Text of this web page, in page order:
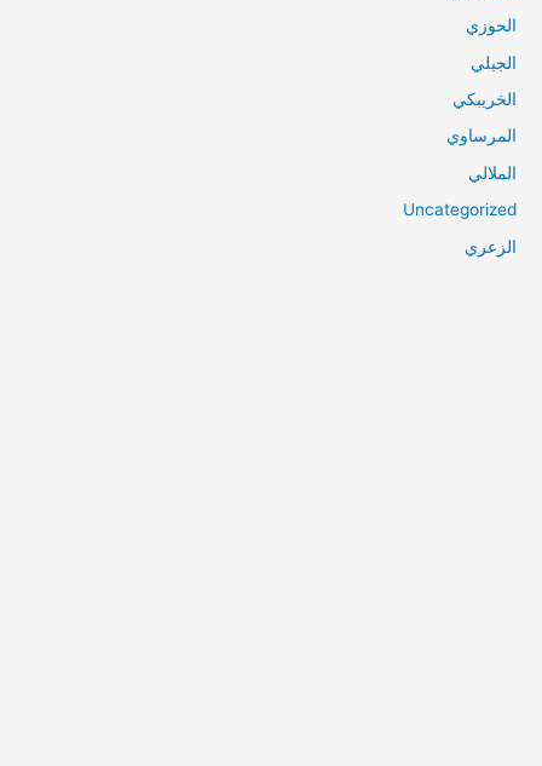
الحوزي
الجبلي
الخريبكي
المرساوي
الملالي
Uncategorized
الزعري